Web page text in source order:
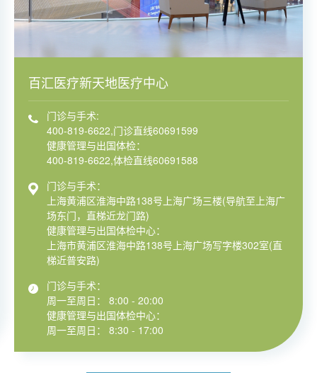
百汇医疗新天地医疗中心
门诊与手术:
400-819-6622,门诊直线60691599
健康管理与出国体检：
400-819-6622,体检直线60691588
门诊与手术：
上海黄浦区淮海中路138号上海广场三楼(导航至上海广
场东门，直梯近龙门路)
健康管理与出国体检中心：
上海市黄浦区淮海中路138号上海广场写字楼302室(直
梯近普安路)
门诊与手术：
周一至周日： 8:00 - 20:00
健康管理与出国体检中心：
周一至周日： 8:30 - 17:00